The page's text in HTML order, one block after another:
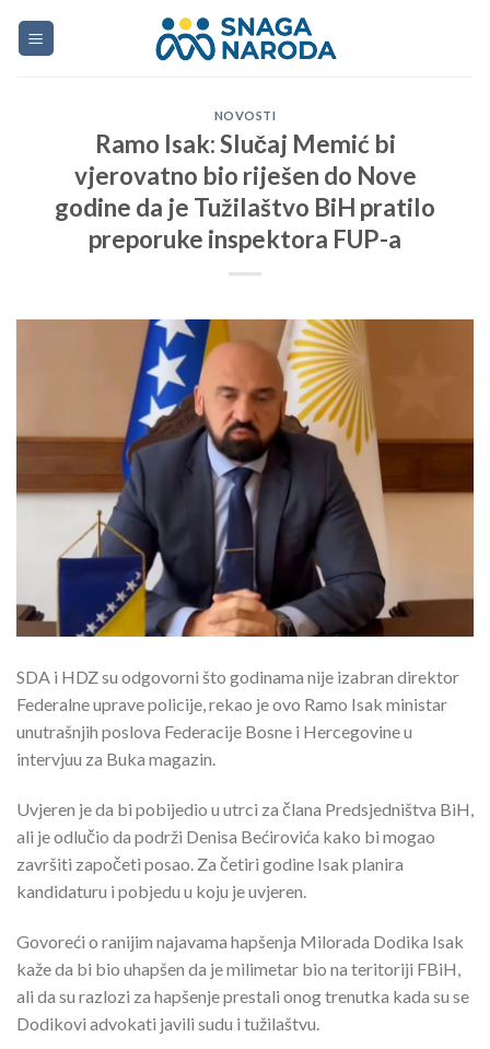
NOVOSTI
Ramo Isak: Slučaj Memić bi
vjerovatno bio riješen do Nove
godine da je Tužilaštvo BiH pratilo
preporuke inspektora FUP-a
SDA i HDZ su odgovorni što godinama nije izabran direktor
Federalne uprave policije, rekao je ovo Ramo Isak ministar
unutrašnjih poslova Federacije Bosne i Hercegovine u
intervjuu za Buka magazin.
Uvjeren je da bi pobijedio u utrci za člana Predsjedništva BiH,
ali je odlučio da podrži Denisa Bećirovića kako bi mogao
završiti započeti posao. Za četiri godine Isak planira
kandidaturu i pobjedu u koju je uvjeren.
Govoreći o ranijim najavama hapšenja Milorada Dodika Isak
kaže da bi bio uhapšen da je milimetar bio na teritoriji FBiH,
ali da su razlozi za hapšenje prestali onog trenutka kada su se
Dodikovi advokati javili sudu i tužilaštvu.